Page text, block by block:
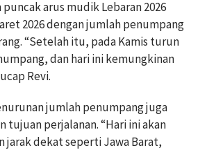
arus mudik Lebaran 2026
2026 dengan jumlah penumpang
“Setelah itu, pada Kamis turun
dan hari ini kemungkinan
Revi.
jumlah penumpang juga
tujuan perjalanan. “Hari ini akan
jarak dekat seperti Jawa Barat,